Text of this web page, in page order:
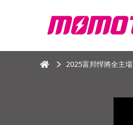
2025富邦悍將全主場